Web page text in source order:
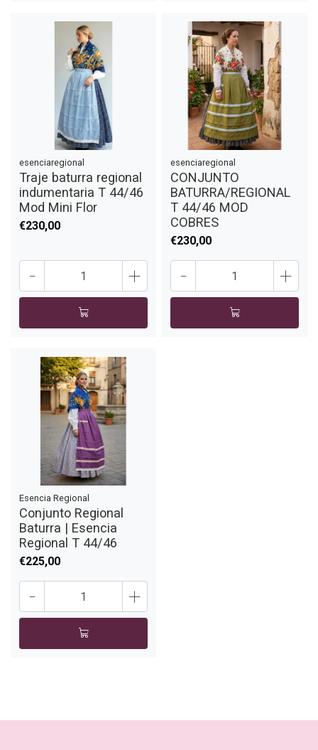
esenciaregional
Traje baturra regional
indumentaria T 44/46
Mod Mini Flor
€230,00
- +
esenciaregional
CONJUNTO
BATURRA/REGIONAL
T 44/46 MOD
COBRES
€230,00
- +
Esencia Regional
Conjunto Regional
Baturra | Esencia
Regional T 44/46
€225,00
- +